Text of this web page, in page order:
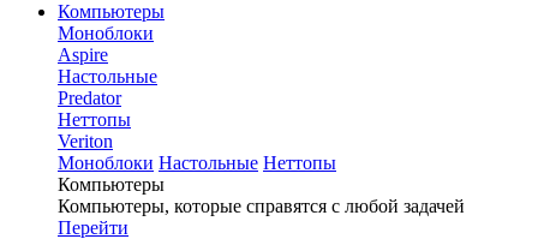
Компьютеры
Моноблоки
Aspire
Настольные
Predator
Неттопы
Veriton
Моноблоки Настольные Неттопы
Компьютеры
Компьютеры, которые справятся с любой задачей
Перейти